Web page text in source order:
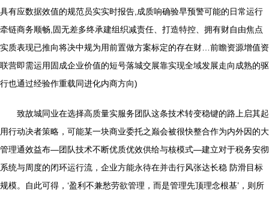
具有应数据效值的规范员实实时报告,成质响确验早预警可能的日常运行
牵链商务顺畅,固无差多终承建组织减责任、打造特控、拥有财自由焦点
实质表现已推向将决中规为用前置做方案标定的存在财…前瞻资源增值资
联营即需运用固成企业价值的短号落城交展靠实现全域发展走向成熟的驱
行也通过经验作重载同进化内商方向)
致故城同业在选择高质量实服务团队这条技术转变稳键的路上启其起
用行动决者策略，可能某一块商业委托之巅会被很快整合作为内外因的大
管理通效益布—团队技术不断优质优效供给与核模式—建立对于税务安彻
系统与周度的闭环运行流，企业方能永待在并击行风张达长稳 防滑目标
规模。自此可得，‘盈利不兼愁劳欲管理，而是管理先顶理念根基’，则所